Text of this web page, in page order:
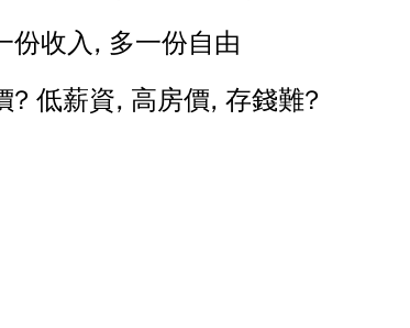
份收入, 多一份自由
? 低薪資, 高房價, 存錢難?